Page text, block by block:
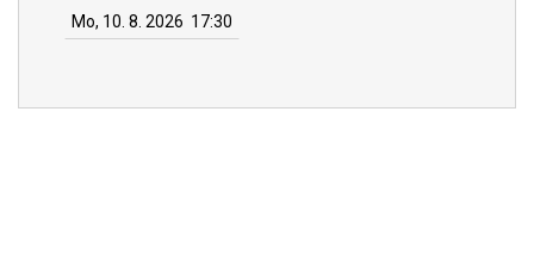
Mo, 10. 8. 2026 17:30